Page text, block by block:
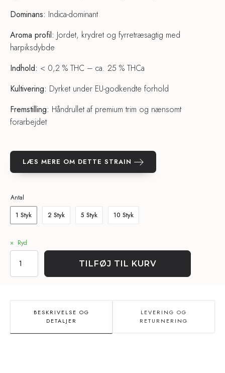
Dominans: Indica-dominant
Aroma profil: Jordet, krydret og fyrretræsagtig med
harpiksdybde
Indhold: < 0,2 % THC – ca. 25 % THCa
Kultivering: Dyrket under EU-godkendte forhold
Fremstilling: Håndrullet af premium trim og nænsomt
forarbejdet
LÆS MERE OM DETTE STRAIN
Antal
1 Styk
2 Styk 5 Styk 10 Styk
Ryd
THCa
Pind
25%
TILFØJ TIL KURV
BESKRIVELSE OG
DETALJER
LEVERING OG
RETURNERING